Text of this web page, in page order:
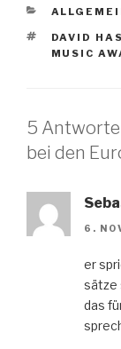
DAVID
MUSIC
5
bei den
6.
er
sätze
das